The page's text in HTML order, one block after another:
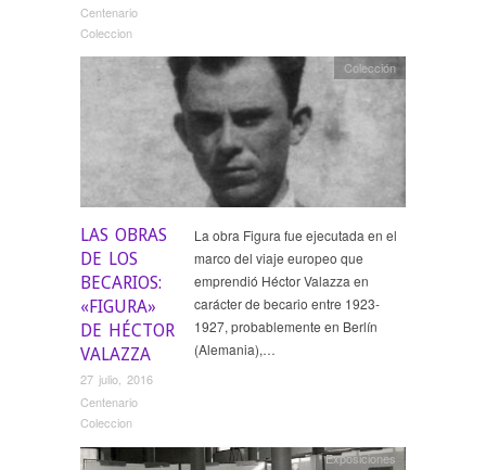
Centenario
Coleccion
LAS OBRAS
DE LOS
BECARIOS:
«FIGURA»
DE HÉCTOR
VALAZZA
27 julio, 2016
Centenario
Coleccion
Colección
La obra Figura fue ejecutada en el
marco del viaje europeo que
emprendió Héctor Valazza en
carácter de becario entre 1923-
1927, probablemente en Berlín
(Alemania),…
Exposiciones